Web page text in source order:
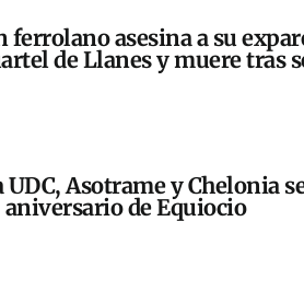
ferrolano asesina a su
de Llanes y muere tras
UDC, Asotrame y Chelonia
aniversario de Equiocio